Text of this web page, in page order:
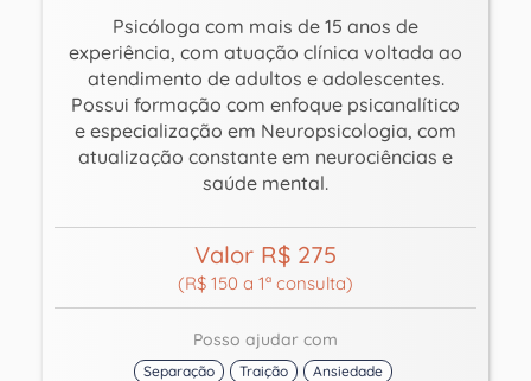
Psicóloga com mais de 15 anos de
experiência, com atuação clínica voltada ao
atendimento de adultos e adolescentes.
Possui formação com enfoque psicanalítico
e especialização em Neuropsicologia, com
atualização constante em neurociências e
saúde mental.
Valor R$ 275
(R$ 150 a 1ª consulta)
Posso ajudar com
Separação Traição
Ansiedade